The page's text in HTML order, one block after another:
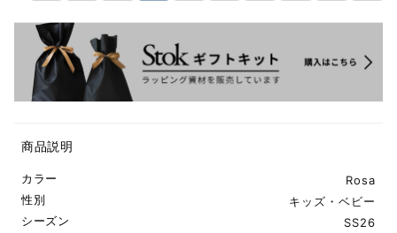
商品説明
カラー
Rosa
性別
キッズ・ベビー
シーズン
SS26